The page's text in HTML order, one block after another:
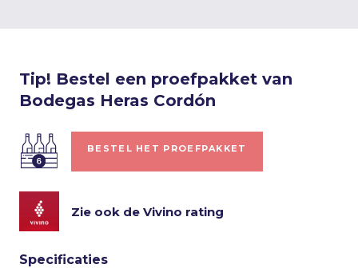
Tip! Bestel een proefpakket van
Bodegas Heras Cordón
BESTEL HET PROEFPAKKET
Zie ook de Vivino rating
Specificaties